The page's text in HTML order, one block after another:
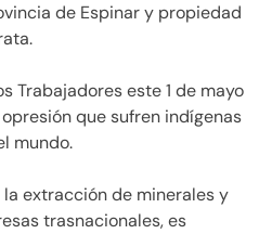
de Espinar y propiedad
Trabajadores este 1 de mayo
que sufren indígenas
mundo.
la extracción de minerales y
trasnacionales, es